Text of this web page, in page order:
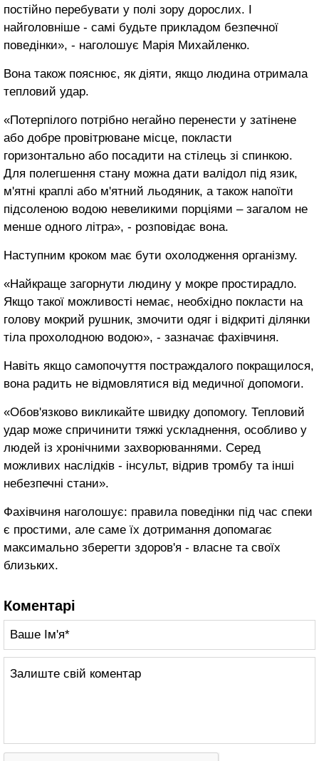
постійно перебувати у полі зору дорослих. І
найголовніше - самі будьте прикладом безпечної
поведінки», - наголошує Марія Михайленко.
Вона також пояснює, як діяти, якщо людина отримала
тепловий удар.
«Потерпілого потрібно негайно перенести у затінене
або добре провітрюване місце, покласти
горизонтально або посадити на стілець зі спинкою.
Для полегшення стану можна дати валідол під язик,
м'ятні краплі або м'ятний льодяник, а також напоїти
підсоленою водою невеликими порціями – загалом не
менше одного літра», - розповідає вона.
Наступним кроком має бути охолодження організму.
«Найкраще загорнути людину у мокре простирадло.
Якщо такої можливості немає, необхідно покласти на
голову мокрий рушник, змочити одяг і відкриті ділянки
тіла прохолодною водою», - зазначає фахівчиня.
Навіть якщо самопочуття постраждалого покращилося,
вона радить не відмовлятися від медичної допомоги.
«Обов'язково викликайте швидку допомогу. Тепловий
удар може спричинити тяжкі ускладнення, особливо у
людей із хронічними захворюваннями. Серед
можливих наслідків - інсульт, відрив тромбу та інші
небезпечні стани».
Фахівчиня наголошує: правила поведінки під час спеки
є простими, але саме їх дотримання допомагає
максимально зберегти здоров'я - власне та своїх
близьких.
Коментарі